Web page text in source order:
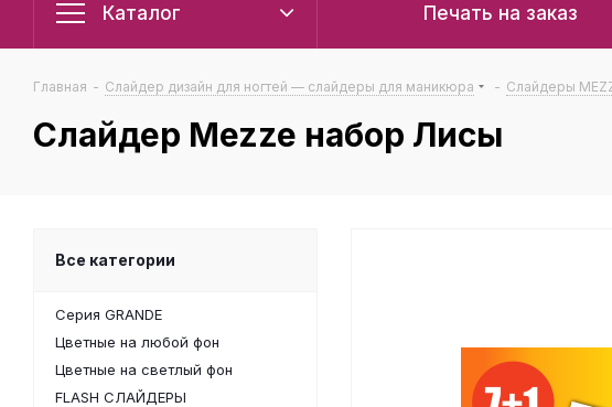
Каталог Печать на заказ
Главная - Слайдер дизайн для ногтей — слайдеры для маникюра - Слайдеры
Слайдер Mezze набор Лисы
Все категории
Серия GRANDE
Цветные на любой фон
Цветные на светлый фон
FLASH СЛАЙДЕРЫ